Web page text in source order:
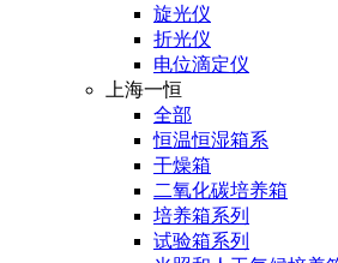
旋光仪
折光仪
电位滴定仪
上海一恒
全部
恒温恒湿箱系
干燥箱
二氧化碳培养箱
培养箱系列
试验箱系列